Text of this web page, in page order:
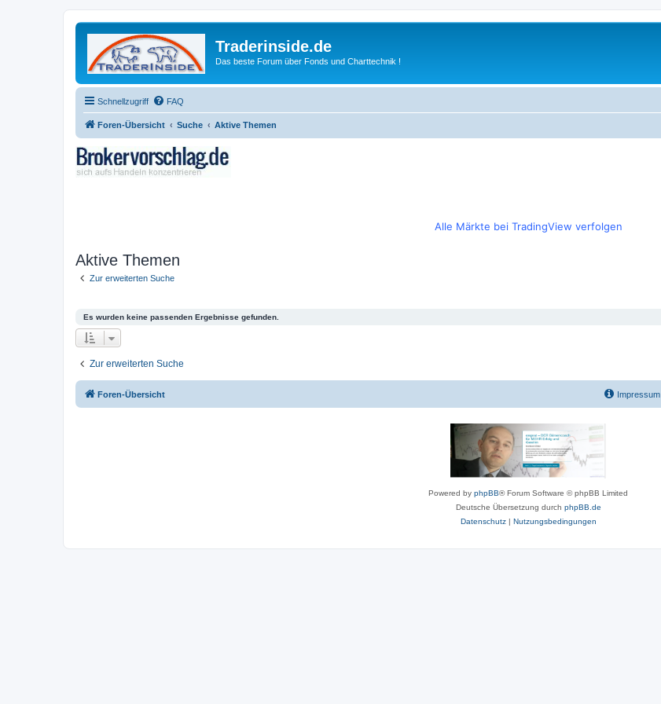
Traderinside.de
Das beste Forum über Fonds und Charttechnik !
Schnellzugriff FAQ
Foren-Übersicht Suche Aktive Themen
Alle Märkte bei TradingView verfolgen
Aktive Themen
Zur erweiterten Suche
Es wurden keine passenden Ergebnisse gefunden.
Zur erweiterten Suche
Foren-Übersicht Impressum
Powered by phpBB® Forum Software © phpBB Limited
Deutsche Übersetzung durch phpBB.de
Datenschutz| Nutzungsbedingungen